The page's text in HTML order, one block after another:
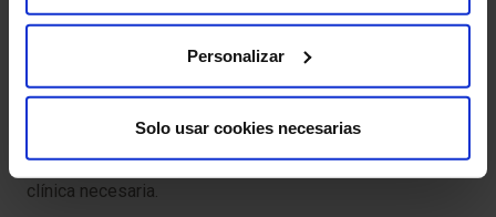
Personalizar
Solo usar cookies necesarias
del corazón), precisando el implante de un
pedimos que llegues con antelación a la hora indicada.
Así podremos realizar la preparación administrativa y
clínica necesaria.